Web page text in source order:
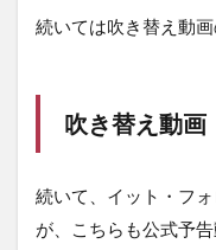
続いては吹き替え動画
吹き替え動画
続いて、イット・フ
が、こちらも公式予